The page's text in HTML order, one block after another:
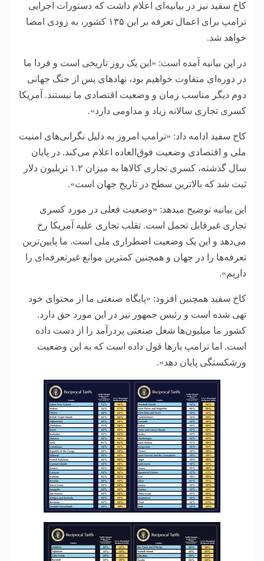
کاخ سفید نیز در بیانیه‌ای اعلام داشت که دستورات اجرایی
ترامپ برای اعمال تعرفه بر این ۱۳۵ کشور، به زودی امضا
خواهد شد.
در این بیانیه آمده است: «این یک روز تاریخی است و فردا ما
در دوره‌ای متفاوت خواهیم بود، نهاد‌های پس از جنگ جهانی
دوم دیگر مناسب زمان و وضعیت اقتصادی ما نیستند. آمریکا
کسری تجاری سالانه زیاد و مداومی دارد».
کاخ سفید ادامه داد: «ترامپ امروز به دلیل نگرانی‌های امنیت
ملی و اقتصادی وضعیت فوق‌العاده اعلام می‌کند. در پایان
سال گذشته، کسری تجاری کالا‌ها به میزان ۱.۲ تریلیون دلار
ثبت شد که بالاترین سطح در تاریخ جهان است».
این بیانیه توضیح میدهد: «وضعیت فعلی در مورد کسری
تجاری غیرقابل تحمل است. تقلب تجاری علیه آمریکا رخ
می‌دهد و این یک وضعیت اضطراری ملی است. ما پایین‌ترین
تعرفه‌ها را در جهان و همچنین کمترین موانع غیرتعرفه‌ای را
داریم».
کاخ سفید همچنین افزود: «پایگاه صنعتی ما از محتوای خود
تهی شده است و رئیس جمهور نیز در این مورد حق دارد.
کشور ما میلیون‌ها شغل صنعتی پردرآمد را از دست داده
است. اما ترامپ بار‌ها قول داده است که به این وضعیت
ورشکستگی پایان دهد».